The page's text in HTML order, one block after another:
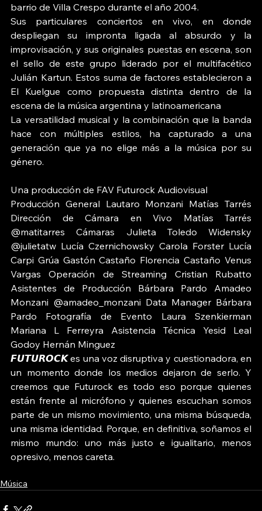
barrio de Villa Crespo durante el año 2004.
Sus particulares conciertos en vivo, en donde
despliegan su impronta ligada al absurdo y la
improvisación, y sus originales puestas en escena, son
el sello de este grupo liderado por el multifacético
Julián Kartun. Estos suma de factores establecieron a
El Kuelgue como propuesta distinta dentro de la
escena de la música argentina y latinoamericana
La versatilidad musical y la combinación que la banda
hace con múltiples estilos, ha capturado a una
generación que ya no elige más a la música por su
género.
Una producción de FAV Futurock Audiovisual
Producción General Lautaro Monzani Matías Tarrés
Dirección de Cámara en Vivo Matías Tarrés
@matitarres Cámaras Julieta Toledo Widensky
@julietatw Lucía Czernichowsky Carola Forster Lucía
Carpi Grúa Gastón Castaño Florencia Castaño Venus
Vargas Operación de Streaming Cristian Rubatto
Asistentes de Producción Bárbara Pardo Amadeo
Monzani @amadeo_monzani Data Manager Bárbara
Pardo Fotografía de Evento Laura Szenkierman
Mariana L Ferreyra Asistencia Técnica Yesid Leal
Godoy Hernán Minguez
𝙁𝙐𝙏𝙐𝙍𝙊𝘾𝙆 es una voz disruptiva y cuestionadora, en
un momento donde los medios dejaron de serlo. Y
creemos que Futurock es todo eso porque quienes
están frente al micrófono y quienes escuchan somos
parte de un mismo movimiento, una misma búsqueda,
una misma identidad. Porque, en definitiva, soñamos el
mismo mundo: uno más justo e igualitario, menos
opresivo, menos careta.
Música